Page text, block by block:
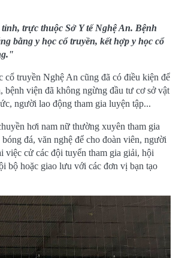
trực thuộc Sở Y tế Nghệ An. Bệnh
bằng y học cổ truyền, kết hợp y học cổ
truyền Nghệ An cũng đã có điều kiện để
bệnh viện đã không ngừng đầu tư cơ sở vật
người lao động tham gia luyện tập...
hơi nam nữ thường xuyên tham gia
đá, văn nghệ để cho đoàn viên, người
cử các đội tuyển tham gia giải, hội
bộ hoặc giao lưu với các đơn vị bạn tạo